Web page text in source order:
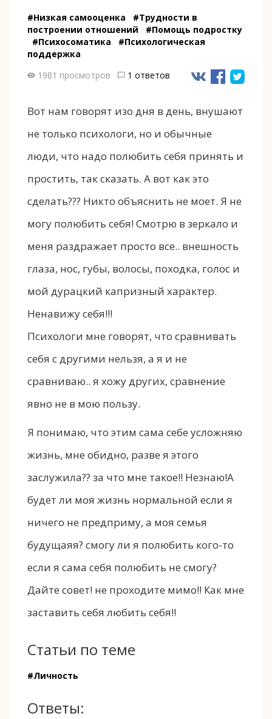
#Низкая самооценка
#Трудности в
построении отношений
#Помощь подростку
#Психосоматика
#Психологическая
поддержка
1981 просмотров
1 ответов
Вот нам говорят изо дня в день, внушают
не только психологи, но и обычные
люди, что надо полюбить себя принять и
простить, так сказать. А вот как это
сделать??? Никто объяснить не моет. Я не
могу полюбить себя! Смотрю в зеркало и
меня раздражает просто все.. внешность
глаза, нос, губы, волосы, походка, голос и
мой дурацкий капризный характер.
Ненавижу себя!!!
Психологи мне говорят, что сравнивать
себя с другими нельзя, а я и не
сравниваю.. я хожу других, сравнение
явно не в мою пользу.
Я понимаю, что этим сама себе усложняю
жизнь, мне обидно, разве я этого
заслужила?? за что мне такое!! Незнаю!А
будет ли моя жизнь нормальной если я
ничего не предприму, а моя семья
будущаяя? смогу ли я полюбить кого-то
если я сама себя полюбить не смогу?
Дайте совет! не проходите мимо!! Как мне
заставить себя любить себя!!
Статьи по теме
#Личность
Ответы: